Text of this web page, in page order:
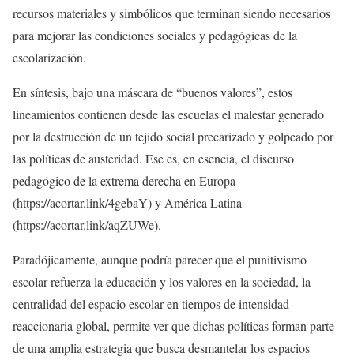
recursos materiales y simbólicos que terminan siendo necesarios
para mejorar las condiciones sociales y pedagógicas de la
escolarización.
En síntesis, bajo una máscara de “buenos valores”, estos
lineamientos contienen desde las escuelas el malestar generado
por la destrucción de un tejido social precarizado y golpeado por
las políticas de austeridad. Ese es, en esencia, el discurso
pedagógico de la extrema derecha en Europa
(https://acortar.link/4gebaY) y América Latina
(https://acortar.link/aqZUWe).
Paradójicamente, aunque podría parecer que el punitivismo
escolar refuerza la educación y los valores en la sociedad, la
centralidad del espacio escolar en tiempos de intensidad
reaccionaria global, permite ver que dichas políticas forman parte
de una amplia estrategia que busca desmantelar los espacios